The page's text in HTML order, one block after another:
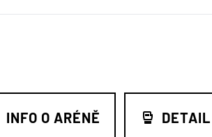
INFO O ARÉNĚ